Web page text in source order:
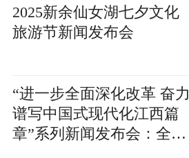
2025新余仙女湖七夕文化
旅游节新闻发布会
“进一步全面深化改革 奋力
谱写中国式现代化江西篇
章”系列新闻发布会：全面